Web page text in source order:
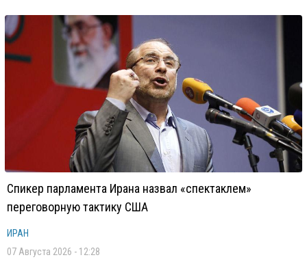
Спикер парламента Ирана назвал «спектаклем»
переговорную тактику США
ИРАН
07 Августа 2026 - 12:28